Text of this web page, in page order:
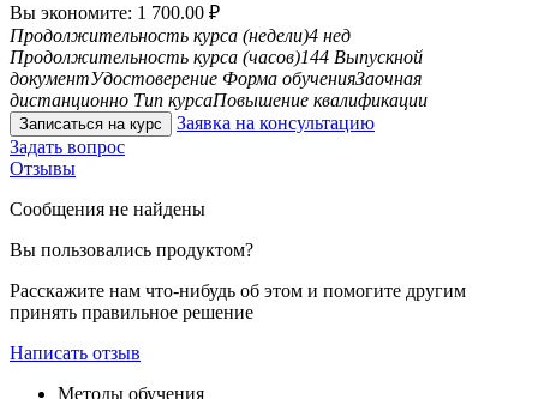
Вы экономите: 1 700.00 ₽
Продолжительность курса (недели)4 нед
Продолжительность курса (часов)144 Выпускной
документУдостоверение Форма обученияЗаочная
дистанционно Тип курсаПовышение квалификации
Записаться на курс
Заявка на консультацию
Задать вопрос
Отзывы
Сообщения не найдены
Вы пользовались продуктом?
Расскажите нам что-нибудь об этом и помогите другим
принять правильное решение
Написать отзыв
Методы обучения